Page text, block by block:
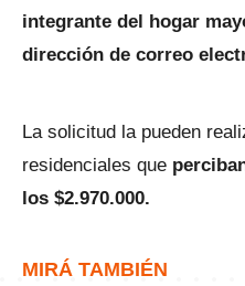
integrante del hogar
dirección de correo
La solicitud la pueden
residenciales que
los $2.970.000.
MIRÁ TAMBIÉN